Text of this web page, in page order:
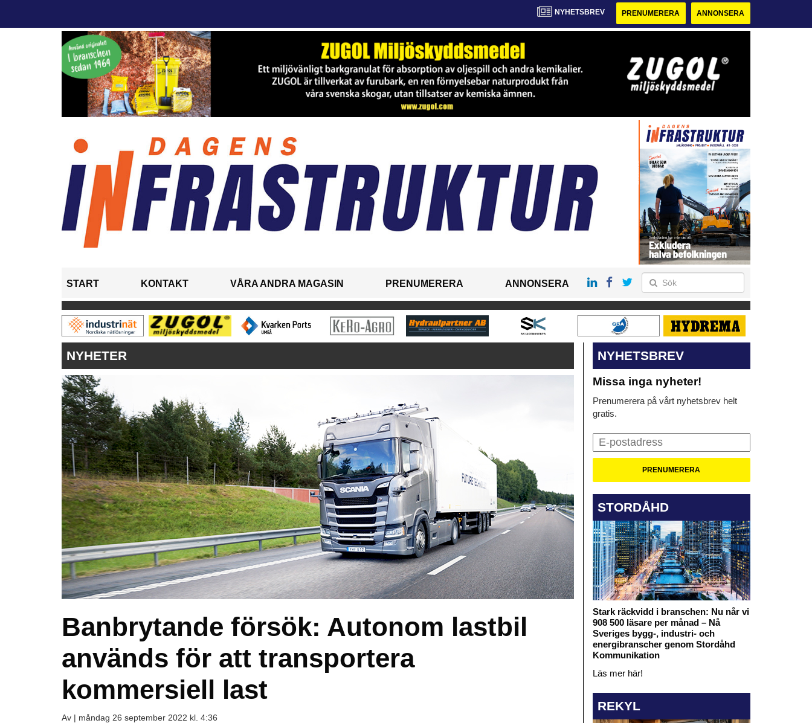
NYHETSBREV PRENUMERERA ANNONSERA
START KONTAKT VÅRA ANDRA MAGASIN PRENUMERERA ANNONSERA
NYHETER
Banbrytande försök: Autonom lastbil
används för att transportera
kommersiell last
Av | måndag 26 september 2022 kl. 4:36
NYHETSBREV
Missa inga nyheter!
Prenumerera på vårt nyhetsbrev helt
gratis.
STORDÅHD
Stark räckvidd i branschen: Nu når vi
908 500 läsare per månad – Nå
Sveriges bygg-, industri- och
energibranscher genom Stordåhd
Kommunikation
Läs mer här!
REKYL